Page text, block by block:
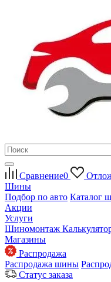
Сравнение0
Шины
Подбор по авто Каталог
Акции
Услуги
Шиномонтаж
Магазины
Распродажа
Распродажа шины
Статус заказа